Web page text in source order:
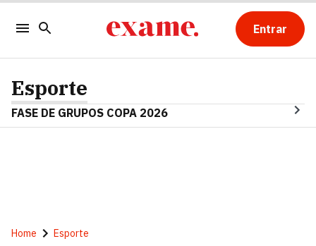
Entrar
Esporte
FASE DE GRUPOS COPA 2026
Home Esporte